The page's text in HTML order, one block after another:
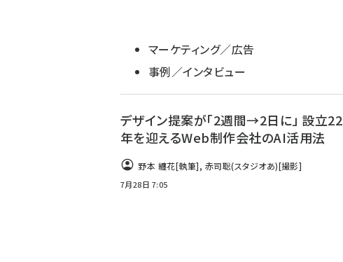
マーケティング／広告
事例／インタビュー
デザイン提案が「2週間→2日に」 設立22
年を迎えるWeb制作会社のAI活用法
野本 纏花[執筆], 赤司聡(スタジオあ)[撮影]
7月28日 7:05